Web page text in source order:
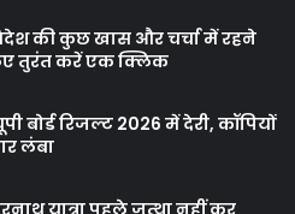
की कुछ खास और चर्चा में रहने
तुरंत करें एक क्लिक
बोर्ड रिजल्ट 2026 में देरी, कॉपियों
लंबा
यात्रा पहले जत्था नहीं कर